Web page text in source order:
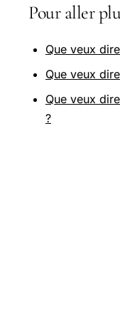
Pour aller
Que veux
Que veux
Que veux
?